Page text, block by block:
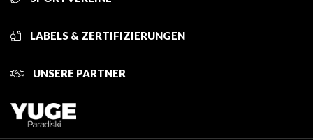
LABELS & ZERTIFIZIERUNGEN
UNSERE PARTNER